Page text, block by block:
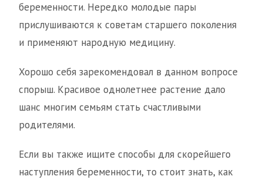
беременности. Нередко молодые пары
прислушиваются к советам старшего поколения
и применяют народную медицину.
Хорошо себя зарекомендовал в данном вопросе
спорыш. Красивое однолетнее растение дало
шанс многим семьям стать счастливыми
родителями.
Если вы также ищите способы для скорейшего
наступления беременности, то стоит знать, как